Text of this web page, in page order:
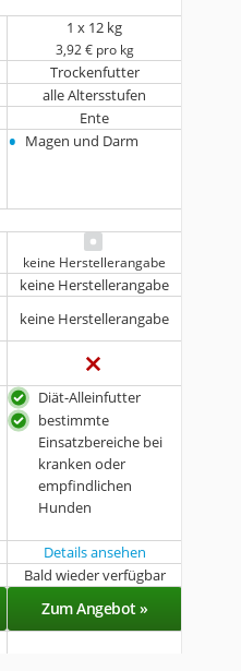
1 x 12 kg
3,92 € pro kg
Trockenfutter
alle Altersstufen
Ente
• Magen und Darm
keine Herstellerangabe
keine Herstellerangabe
keine Herstellerangabe
Diät-Alleinfutter
bestimmte
Einsatzbereiche bei
kranken oder
empfindlichen
Hunden
Details ansehen
Bald wieder verfügbar
Zum Angebot »